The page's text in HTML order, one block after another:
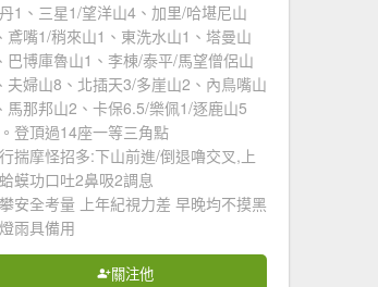
1、三星1/望洋山4、加里/哈堪尼山
鳶嘴1/稍來山1、東洗水山1、塔曼山
巴博庫魯山1、李棟/泰平/馬望僧侶山
夫婦山8、北插天3/多崖山2、內鳥嘴山
馬那邦山2、卡保6.5/樂佩1/逐鹿山5
登頂過14座一等三角點
揣摩怪招多:下山前進/倒退嚕交叉,上
蟆功口吐2鼻吸2調息
安全考量 上年紀視力差 早晚均不摸黑
雨具備用
關注他